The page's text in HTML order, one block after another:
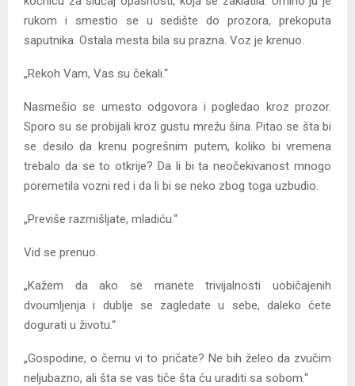
rukom i smestio se u sedište do prozora, prekoputa
saputnika. Ostala mesta bila su prazna. Voz je krenuo.
„Rekoh Vam, Vas su čekali.“
Nasmešio se umesto odgovora i pogledao kroz prozor.
Sporo su se probijali kroz gustu mrežu šina. Pitao se šta bi
se desilo da krenu pogrešnim putem, koliko bi vremena
trebalo da se to otkrije? Da li bi ta neočekivanost mnogo
poremetila vozni red i da li bi se neko zbog toga uzbudio.
„Previše razmišljate, mladiću.“
Vid se prenuo.
„Kažem da ako se manete trivijalnosti uobičajenih
dvoumljenja i dublje se zagledate u sebe, daleko ćete
dogurati u životu.“
„Gospodine, o čemu vi to pričate? Ne bih želeo da zvučim
neljubazno, ali šta se vas tiče šta ću uraditi sa sobom.“